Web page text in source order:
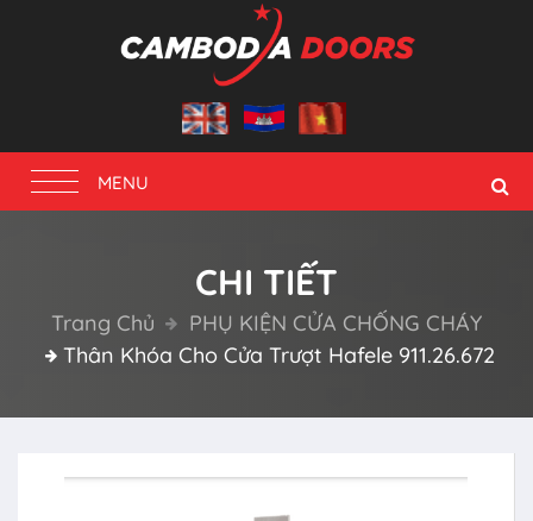
Toggle
navigation
MENU
CHI TIẾT
Trang Chủ
PHỤ KIỆN CỬA CHỐNG CHÁY
Thân Khóa Cho Cửa Trượt Hafele 911.26.672